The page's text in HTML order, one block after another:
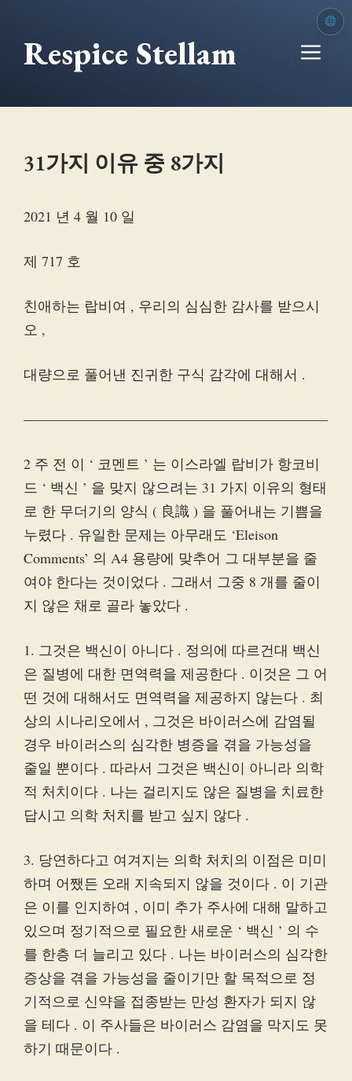
건
Respice Stellam 메
31가지 이유 중 8가지
2021 년 4 월 10 일
제 717 호
친애하는 랍비여 , 우리의 심심한 감사를 받으시
오 ,
대량으로 풀어낸 진귀한 구식 감각에 대해서 .
—————————————————————–
2 주 전 이 ‘ 코멘트 ’ 는 이스라엘 랍비가 항코비
드 ‘ 백신 ’ 을 맞지 않으려는 31 가지 이유의 형태
로 한 무더기의 양식 ( 良識 ) 을 풀어내는 기쁨을
누렸다 . 유일한 문제는 아무래도 ‘Eleison
Comments’ 의 A4 용량에 맞추어 그 대부분을 줄
여야 한다는 것이었다 . 그래서 그중 8 개를 줄이
지 않은 채로 골라 놓았다 .
1. 그것은 백신이 아니다 . 정의에 따르건대 백신
은 질병에 대한 면역력을 제공한다 . 이것은 그 어
떤 것에 대해서도 면역력을 제공하지 않는다 . 최
상의 시나리오에서 , 그것은 바이러스에 감염될
경우 바이러스의 심각한 병증을 겪을 가능성을
줄일 뿐이다 . 따라서 그것은 백신이 아니라 의학
적 처치이다 . 나는 걸리지도 않은 질병을 치료한
답시고 의학 처치를 받고 싶지 않다 .
3. 당연하다고 여겨지는 의학 처치의 이점은 미미
하며 어쨌든 오래 지속되지 않을 것이다 . 이 기관
은 이를 인지하여 , 이미 추가 주사에 대해 말하고
있으며 정기적으로 필요한 새로운 ‘ 백신 ’ 의 수
를 한층 더 늘리고 있다 . 나는 바이러스의 심각한
증상을 겪을 가능성을 줄이기만 할 목적으로 정
기적으로 신약을 접종받는 만성 환자가 되지 않
을 테다 . 이 주사들은 바이러스 감염을 막지도 못
하기 때문이다 .